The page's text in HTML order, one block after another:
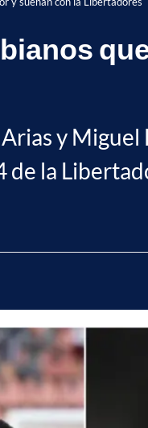
y
de la